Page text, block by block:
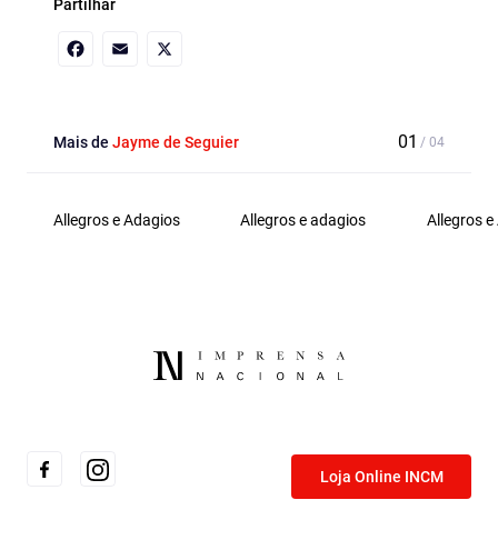
Partilhar
Mais de Jayme de Seguier
Allegros e Adagios Allegros e adagios Allegros
Loja Online INCM